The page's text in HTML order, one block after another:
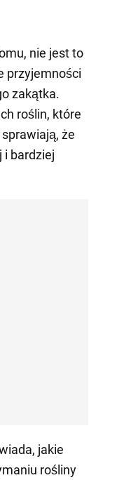
nie jest to
przyjemności
zakątka.
roślin, które
że
i bardziej
jakie
rośliny